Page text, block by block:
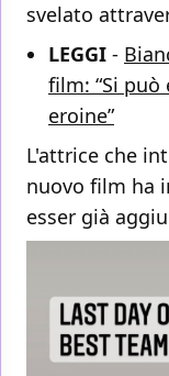
svelato
LEGGI -
film: “Si può
eroine”
L'attrice che
nuovo film ha
esser già